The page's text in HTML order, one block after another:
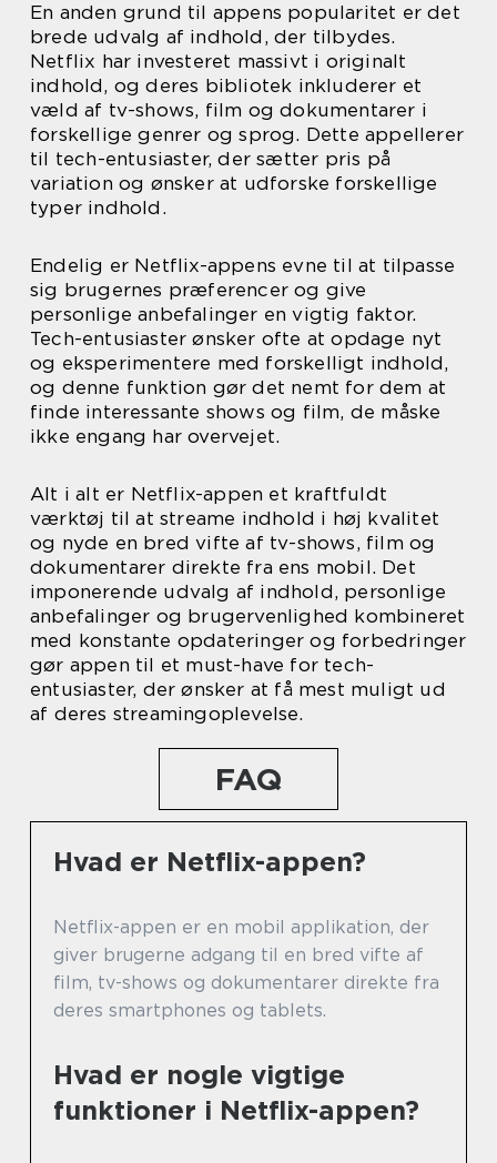
En anden grund til appens popularitet er det
brede udvalg af indhold, der tilbydes.
Netflix har investeret massivt i originalt
indhold, og deres bibliotek inkluderer et
væld af tv-shows, film og dokumentarer i
forskellige genrer og sprog. Dette appellerer
til tech-entusiaster, der sætter pris på
variation og ønsker at udforske forskellige
typer indhold.
Endelig er Netflix-appens evne til at tilpasse
sig brugernes præferencer og give
personlige anbefalinger en vigtig faktor.
Tech-entusiaster ønsker ofte at opdage nyt
og eksperimentere med forskelligt indhold,
og denne funktion gør det nemt for dem at
finde interessante shows og film, de måske
ikke engang har overvejet.
Alt i alt er Netflix-appen et kraftfuldt
værktøj til at streame indhold i høj kvalitet
og nyde en bred vifte af tv-shows, film og
dokumentarer direkte fra ens mobil. Det
imponerende udvalg af indhold, personlige
anbefalinger og brugervenlighed kombineret
med konstante opdateringer og forbedringer
gør appen til et must-have for tech-
entusiaster, der ønsker at få mest muligt ud
af deres streamingoplevelse.
FAQ
Hvad er Netflix-appen?
Netflix-appen er en mobil applikation, der
giver brugerne adgang til en bred vifte af
film, tv-shows og dokumentarer direkte fra
deres smartphones og tablets.
Hvad er nogle vigtige
funktioner i Netflix-appen?